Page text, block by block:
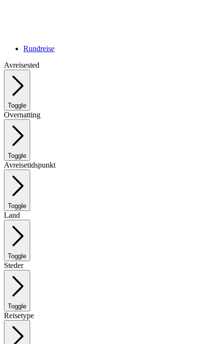
Rundreise
Avreisested
Toggle
Overnatting
Toggle
Avreisetidspunkt
Toggle
Land
Toggle
Steder
Toggle
Reisetype